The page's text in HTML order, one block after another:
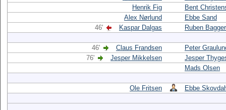
Henrik Fig
Bent
Alex Nørlund
Ebbe Sand
46'
Kaspar Dalgas Ruben Bagger
46' Claus Frandsen
Peter
76'
Jesper Mikkelsen
Jesper
Mads Olsen
Ole Fritsen Ebbe